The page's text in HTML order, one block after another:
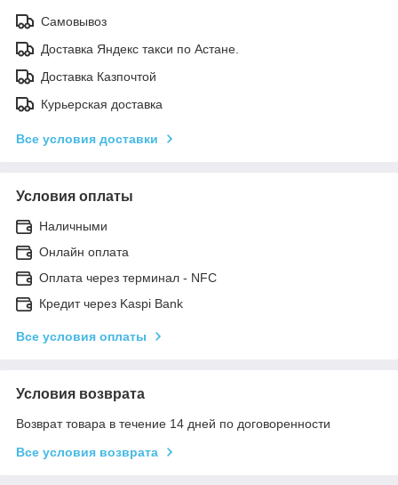
Самовывоз
Доставка Яндекс такси по Астане.
Доставка Казпочтой
Курьерская доставка
Все условия доставки
Условия оплаты
Наличными
Онлайн оплата
Оплата через терминал - NFC
Кредит через Kaspi Bank
Все условия оплаты
Условия возврата
Возврат товара в течение 14 дней по договоренности
Все условия возврата